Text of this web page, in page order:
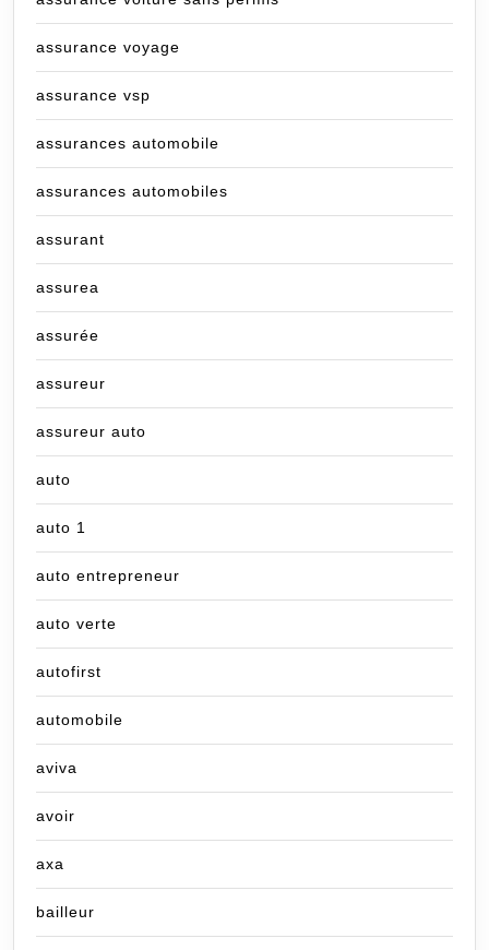
assurance voyage
assurance vsp
assurances automobile
assurances automobiles
assurant
assurea
assurée
assureur
assureur auto
auto
auto 1
auto entrepreneur
auto verte
autofirst
automobile
aviva
avoir
axa
bailleur